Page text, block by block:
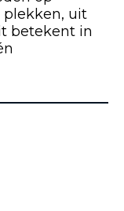
plekken, uit
betekent in